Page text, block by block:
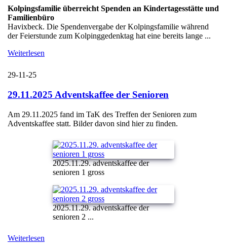
Kolpingsfamilie überreicht Spenden an Kindertagesstätte und
Familienbüro
Havixbeck. Die Spendenvergabe der Kolpingsfamilie während
der Feierstunde zum Kolpinggedenktag hat eine bereits lange ...
Weiterlesen
29-11-25
29.11.2025 Adventskaffee der Senioren
Am 29.11.2025 fand im TaK des Treffen der Senioren zum
Adventskaffee statt. Bilder davon sind hier zu finden.
2025.11.29. adventskaffee der
senioren 1 gross
2025.11.29. adventskaffee der
senioren 2 ...
Weiterlesen